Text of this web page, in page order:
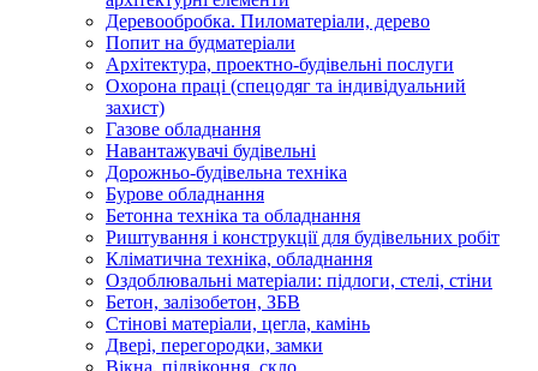
Деревообробка. Пиломатеріали, дерево
Попит на будматеріали
Архітектура, проектно-будівельні послуги
Охорона праці (спецодяг та індивідуальний
захист)
Газове обладнання
Навантажувачі будівельні
Дорожньо-будівельна техніка
Бурове обладнання
Бетонна техніка та обладнання
Риштування і конструкції для будівельних робіт
Кліматична техніка, обладнання
Оздоблювальні матеріали: підлоги, стелі, стіни
Бетон, залізобетон, ЗБВ
Стінові матеріали, цегла, камінь
Двері, перегородки, замки
Вікна, підвіконня, скло